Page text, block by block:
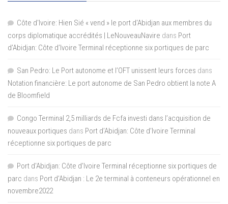
Côte d'Ivoire: Hien Sié « vend » le port d'Abidjan aux membres du
corps diplomatique accrédités | LeNouveauNavire dans Port
d’Abidjan: Côte d’Ivoire Terminal réceptionne six portiques de parc
San Pedro: Le Port autonome et l’OFT unissent leurs forces dans
Notation financière: Le port autonome de San Pedro obtient la note A
de Bloomfield
Congo Terminal 2,5 milliards de Fcfa investi dans l’acquisition de
nouveaux portiques dans Port d’Abidjan: Côte d’Ivoire Terminal
réceptionne six portiques de parc
Port d'Abidjan: Côte d’Ivoire Terminal réceptionne six portiques de
parc dans Port d’Abidjan : Le 2e terminal à conteneurs opérationnel en
novembre2022